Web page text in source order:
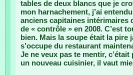
tables de deux blancs que je
mon harnachement, j’ai
anciens capitaines intérimaires
de « contrôle » en 2008. C’est
bien. Mais la soupe était la pire
s’occupe du restaurant
Je ne veux pas te mentir,
un nouveau cuisinier, il vaut